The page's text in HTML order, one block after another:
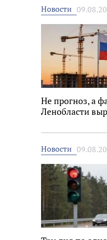
Новости
Не прогноз, а
Ленобласти
Новости